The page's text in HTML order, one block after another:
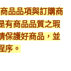
品品項與訂購商
有商品品質之瑕
保護好商品，並
序。